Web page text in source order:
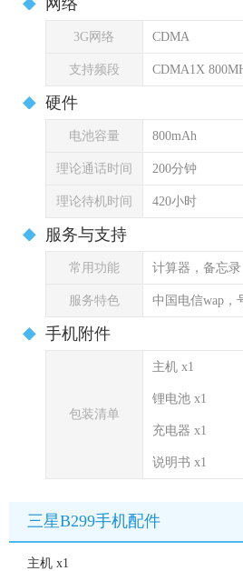
网络
3G网络 CDMA
支持频段 CDMA1X
硬件
电池容量 800mAh
理论通话时间 200分钟
理论待机时间 420小时
服务与支持
常用功能 计算器，备忘
服务特色 中国电信wap，
手机附件
包装清单
主机 x1
锂电池 x1
充电器 x1
说明书 x1
三星B299手机配件
主机 x1